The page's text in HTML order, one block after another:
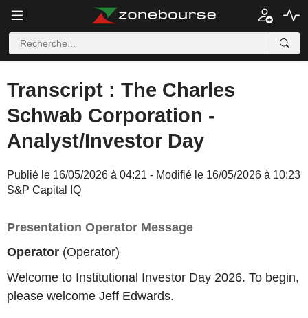
Transcript : The Charles
Schwab Corporation -
Analyst/Investor Day
Publié le 16/05/2026 à 04:21 - Modifié le 16/05/2026 à 10:23
S&P Capital IQ
Presentation Operator Message
Operator (Operator)
Welcome to Institutional Investor Day 2026. To begin,
please welcome Jeff Edwards.